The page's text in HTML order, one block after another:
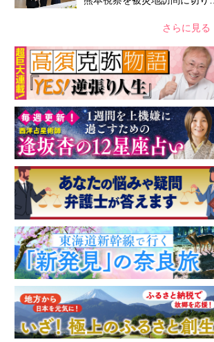
夫妻から受け継ぐ“国民への寄
さらに見る